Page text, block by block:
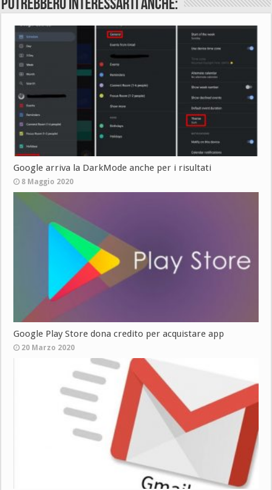
Potrebbero interessarti anche:
Google arriva la DarkMode anche per i risultati
8 Maggio 2020
Google Play Store dona credito per acquistare app
20 Marzo 2020